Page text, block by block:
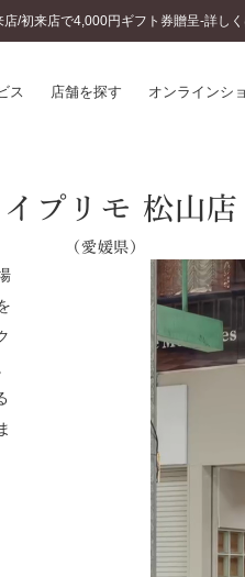
店/初来店で4,000円ギフト券贈呈-詳し
ス 店舗を探す オンラインシ
婚約指輪とは
結婚指輪とは
セットリングとは
エタニティリングとは
ニュース一覧
お客様の声
SWEET STORIES
ショップブログ
コラム
よくあるご質問
イプリモ 松山店
（愛媛県）